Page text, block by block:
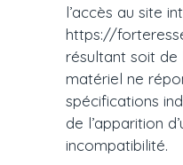
l’accès au site
https://
résultant soit de
matériel ne
spécifications
de l’apparition
incompatibilité.